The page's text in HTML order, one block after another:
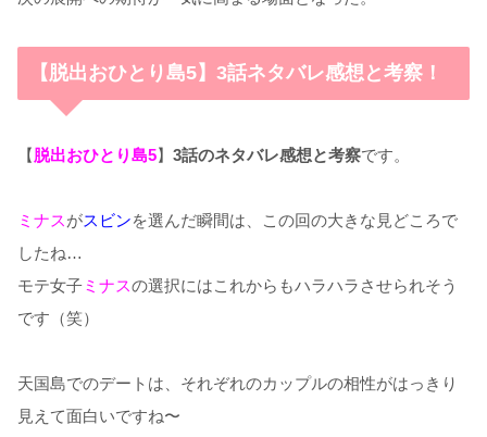
【脱出おひとり島5】3話ネタバレ感想と考察！
【脱出おひとり島5】 3話のネタバレ感想と考察です。
ミナスがスビンを選んだ瞬間は、この回の大きな見どころで
したね…
モテ女子ミナスの選択にはこれからもハラハラさせられそう
です（笑）
天国島でのデートは、それぞれのカップルの相性がはっきり
見えて面白いですね〜